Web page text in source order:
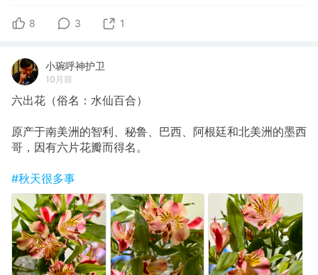
8 3 1
小琬呼神护卫
10月前
六出花（俗名：水仙百合）
原产于南美洲的智利、秘鲁、巴西、阿根廷和北美洲的墨西
哥，因有六片花瓣而得名。
#秋天很多事